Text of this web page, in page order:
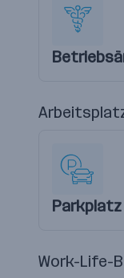
Parkplatz
Work-Life-